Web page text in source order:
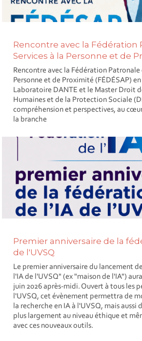
Rencontre avec la Fédération
Services à la Personne et de
Rencontre avec la Fédération Patronale
Personne et de Proximité (FÉDÉSAP)
Laboratoire DANTE et le Master Droit
Humaines et de la Protection Sociale
compréhension et perspectives, au
la branche
Premier anniversaire de la
de l'UVSQ
Le premier anniversaire du lancement
l'IA de l'UVSQ" (ex "maison de l'IA")
juin 2026 après-midi. Ouvert à tous les
l'UVSQ, cet évènement permettra de
la recherche en IA à l'UVSQ, mais aussi
plus largement au niveau éthique et
avec ces nouveaux outils.